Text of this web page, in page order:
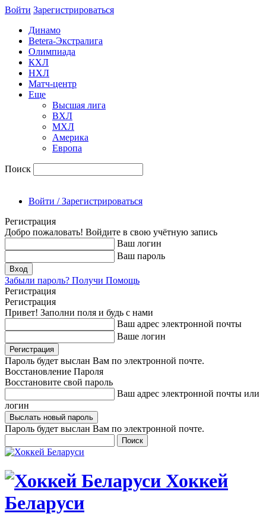
Войти Зарегиcтрироваться
Динамо
Betera-Экстралига
Олимпиада
КХЛ
НХЛ
Матч-центр
Еще
Высшая лига
ВХЛ
МХЛ
Америка
Европа
Поиск
Войти / Зарегистрироваться
Регистрация
Добро пожаловать! Войдите в свою учётную запись
Ваш логин
Ваш пароль
Забыли пароль? Получи Помощь
Регистрация
Регистрация
Привет! Заполни поля и будь с нами
Ваш адрес электронной почты
Ваше логин
Пароль будет выслан Вам по электронной почте.
Восстановление Пароля
Восстановите свой пароль
Ваш адрес электронной почты или
логин
Пароль будет выслан Вам по электронной почте.
Хоккей
Беларуси